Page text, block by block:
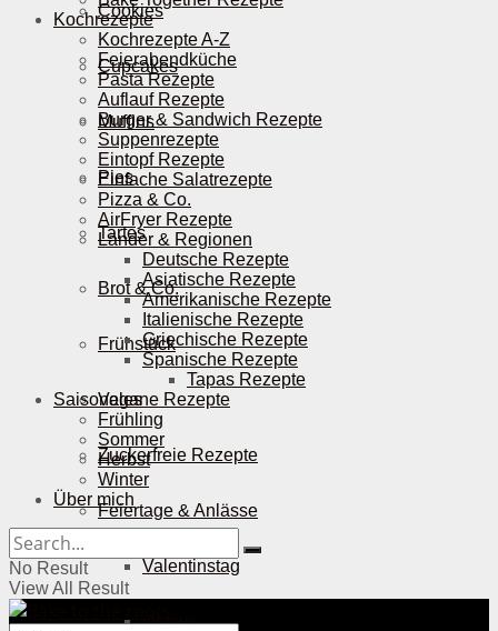
Cookies
Cupcakes
Muffins
Pies
Tartes
Brot & Co.
Frühstück
Vegane Rezepte
Zuckerfreie Rezepte
Feiertage & Anlässe
Valentinstag
Ostern
Kochrezepte
Kochrezepte A-Z
Feierabendküche
Pasta Rezepte
Auflauf Rezepte
Burger & Sandwich Rezepte
Suppenrezepte
Eintopf Rezepte
Einfache Salatrezepte
Pizza & Co.
AirFryer Rezepte
Länder & Regionen
Deutsche Rezepte
Asiatische Rezepte
Amerikanische Rezepte
Italienische Rezepte
Griechische Rezepte
Spanische Rezepte
Tapas Rezepte
Saisonales
Frühling
Sommer
Herbst
Winter
Über mich
No Result
View All Result